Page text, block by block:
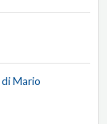
Mario